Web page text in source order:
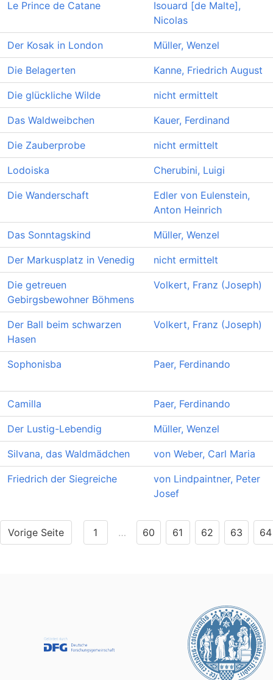
Le Prince de Catane
Isouard [de Malte],
Nicolas
Der Kosak in London Müller, Wenzel
Die Belagerten Kanne, Friedrich August
Die glückliche Wilde nicht ermittelt
Das Waldweibchen Kauer, Ferdinand
Die Zauberprobe nicht ermittelt
Lodoiska Cherubini, Luigi
Die Wanderschaft
Edler von Eulenstein,
Anton Heinrich
Das Sonntagskind Müller, Wenzel
Der Markusplatz in Venedig nicht ermittelt
Die getreuen
Gebirgsbewohner Böhmens
Volkert, Franz (Joseph)
Der Ball beim schwarzen
Hasen
Volkert, Franz (Joseph)
Sophonisba Paer, Ferdinando
Camilla Paer, Ferdinando
Der Lustig-Lebendig Müller, Wenzel
Silvana, das Waldmädchen von Weber, Carl Maria
Friedrich der Siegreiche
von Lindpaintner, Peter
Josef
Vorige Seite 1 … 60 61 62 63 64